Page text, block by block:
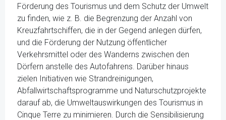
Förderung des Tourismus und dem Schutz der Umwelt
zu finden, wie z. B. die Begrenzung der Anzahl von
Kreuzfahrtschiffen, die in der Gegend anlegen dürfen,
und die Förderung der Nutzung öffentlicher
Verkehrsmittel oder des Wanderns zwischen den
Dörfern anstelle des Autofahrens. Darüber hinaus
zielen Initiativen wie Strandreinigungen,
Abfallwirtschaftsprogramme und Naturschutzprojekte
darauf ab, die Umweltauswirkungen des Tourismus in
Cinque Terre zu minimieren. Durch die Sensibilisierung